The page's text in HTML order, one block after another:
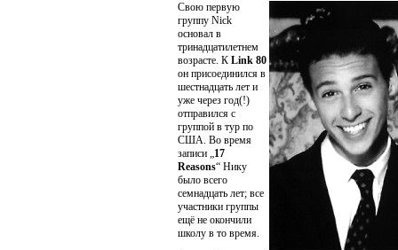
Свою первую
группу Nick
основал в
тринадцатилетнем
возрасте. К Link 80
он присоединился в
шестнадцать лет и
уже через год(!)
отправился с
группой в тур по
США. Во время
записи „17
Reasons“ Нику
было всего
семнадцать лет; все
участники группы
ещё не окончили
школу в то время.